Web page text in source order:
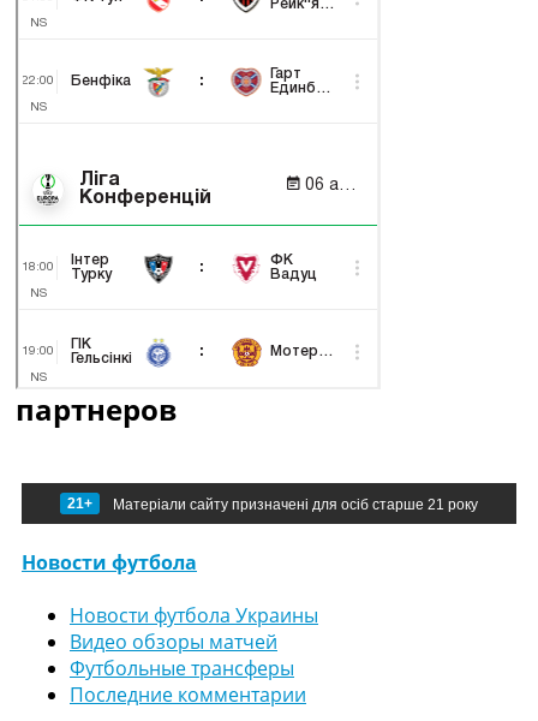
партнеров
21+ Матеріали сайту призначені для осіб старше 21 року
Новости футбола
Новости футбола Украины
Видео обзоры матчей
Футбольные трансферы
Последние комментарии